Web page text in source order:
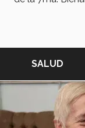
SALUD